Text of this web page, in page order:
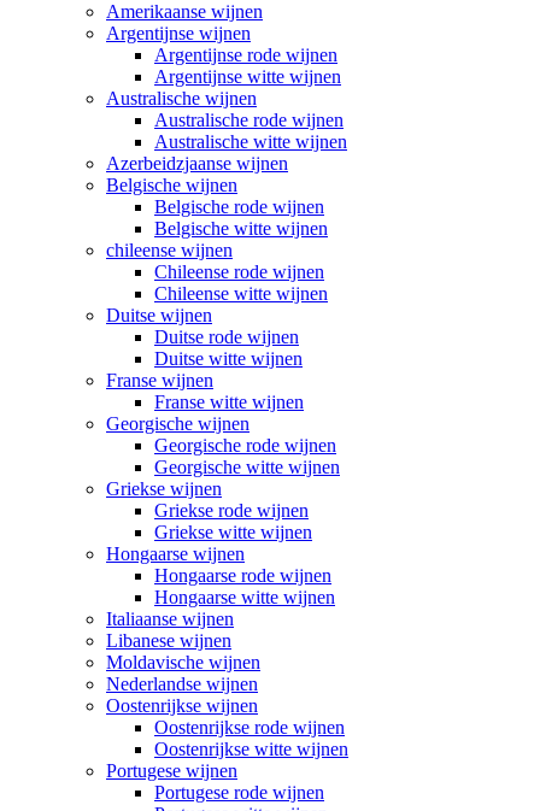
Amerikaanse wijnen
Argentijnse wijnen
Argentijnse rode wijnen
Argentijnse witte wijnen
Australische wijnen
Australische rode wijnen
Australische witte wijnen
Azerbeidzjaanse wijnen
Belgische wijnen
Belgische rode wijnen
Belgische witte wijnen
chileense wijnen
Chileense rode wijnen
Chileense witte wijnen
Duitse wijnen
Duitse rode wijnen
Duitse witte wijnen
Franse wijnen
Franse witte wijnen
Georgische wijnen
Georgische rode wijnen
Georgische witte wijnen
Griekse wijnen
Griekse rode wijnen
Griekse witte wijnen
Hongaarse wijnen
Hongaarse rode wijnen
Hongaarse witte wijnen
Italiaanse wijnen
Libanese wijnen
Moldavische wijnen
Nederlandse wijnen
Oostenrijkse wijnen
Oostenrijkse rode wijnen
Oostenrijkse witte wijnen
Portugese wijnen
Portugese rode wijnen